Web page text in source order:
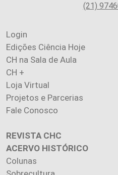
(21)
Login
Edições Ciência Hoje
CH na Sala de Aula
CH +
Loja Virtual
Projetos e Parcerias
Fale Conosco
REVISTA CHC
ACERVO HISTÓRICO
Colunas